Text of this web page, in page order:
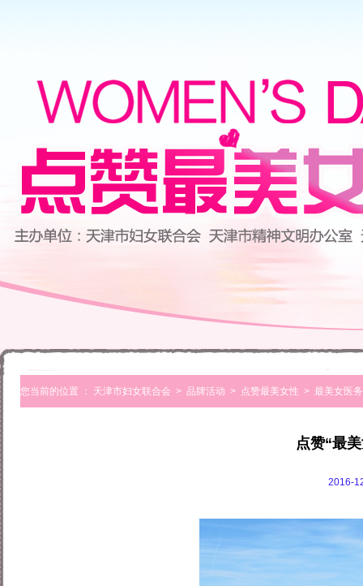
您当前的位置 ： 天津市妇女联合会 > 品牌活动 > 点赞最美女性 > 最美女医
点赞“最
2016-